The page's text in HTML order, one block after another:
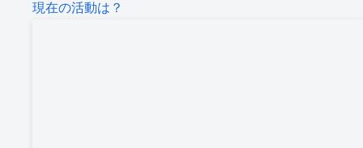
現在の活動は？